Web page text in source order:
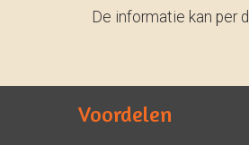
De informatie kan per
Voordelen